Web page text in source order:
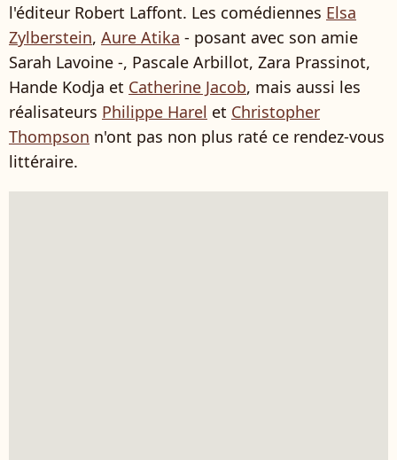
l'éditeur Robert Laffont. Les comédiennes Elsa
Zylberstein, Aure Atika - posant avec son amie
Sarah Lavoine -, Pascale Arbillot, Zara Prassinot,
Hande Kodja et Catherine Jacob, mais aussi les
réalisateurs Philippe Harel et Christopher
Thompson n'ont pas non plus raté ce rendez-vous
littéraire.